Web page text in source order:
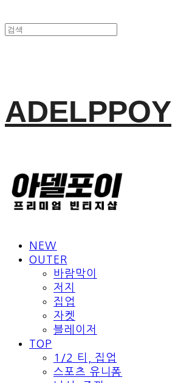
ADELPPOY
NEW
OUTER
바람막이
저지
집업
자켓
블레이저
TOP
1/2 티, 집업
스포츠 유니폼